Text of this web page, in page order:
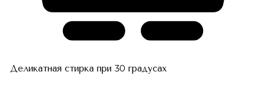
Деликатная стирка при 30 градусах